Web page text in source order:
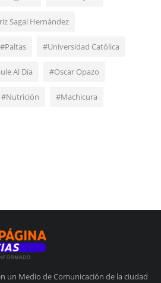
Sagal Hernández
#Paltas #Universidad Católica
Al Día #Oscar Opazo
#Nutrición #Machicura
un Medio de Comunicación de la ciudad